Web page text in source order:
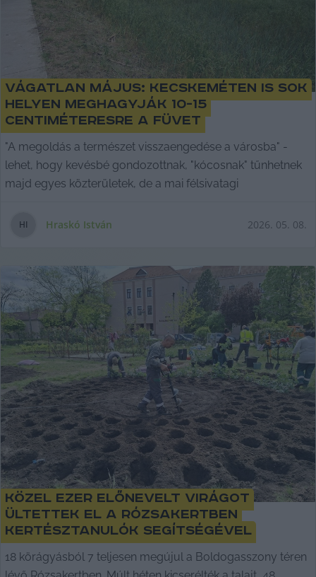
Vágatlan május: Kecskeméten is sok
helyen meghagyják 10-15
centiméteresre a füvet
"A megoldás a természet visszaengedése a városba" -
lehet, hogy kevésbé gondozottnak, "kócosnak" tűnhetnek
majd egyes közterületek, de a mai félsivatagi
HI Hraskó István 2026. 05. 08.
Közel ezer előnevelt virágot
ültettek el a Rózsakertben
kertésztanulók segítségével
18 körágyásból 7 teljesen megújul a Boldogasszony téren